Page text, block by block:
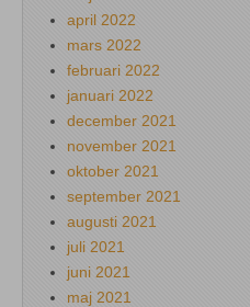
april 2022
mars 2022
februari 2022
januari 2022
december 2021
november 2021
oktober 2021
september 2021
augusti 2021
juli 2021
juni 2021
maj 2021